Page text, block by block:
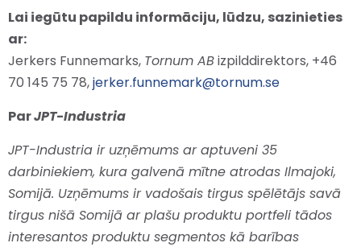
Lai iegūtu papildu informāciju, lūdzu, sazinieties
ar:
Jerkers Funnemarks, Tornum ABizpilddirektors, +46
70 145 75 78,jerker.funnemark@tornum.se
ParJPT-Industria
JPT-Industria ir uzņēmums ar aptuveni 35
darbiniekiem, kura galvenā mītne atrodas Ilmajoki,
Somijā. Uzņēmums ir vadošais tirgus spēlētājs savā
tirgus nišā Somijā ar plašu produktu portfeli tādos
interesantos produktu segmentos kā barības